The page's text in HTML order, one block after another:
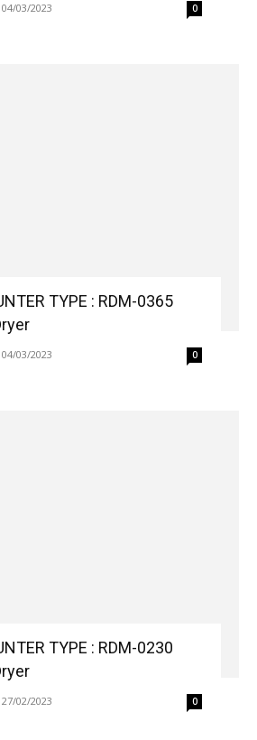
04/03/2023 0
TYPE : RDM-0365
04/03/2023 0
TYPE : RDM-0230
27/02/2023 0